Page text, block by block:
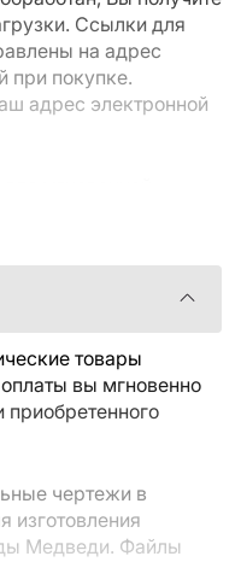
Ссылки для
на адрес
при покупке.
адрес электронной
или обмену после их
и задать все
покупкой. Если у
товары
вы мгновенно
приобретенного
чертежи в
изготовления
Медведи. Файлы